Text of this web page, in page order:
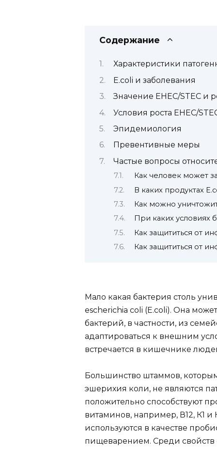
Содержание
Характеристики
E.coli и заболевания
Значение EHEC/STEC и
Условия роста EHEC/
Эпидемиология
Превентивные меры
Частые вопросы
Как человек может
В каких продуктах
Как можно
При каких условиях
Как защититься от
Как защититься от
Мало какая бактерия столь
escherichia coli (E.coli). Она
бактерий, в частности, из
адаптироваться к внешним
встречается в кишечнике
Большинство штаммов,
эшерихия коли, не являются
положительно способствуют
витаминов, например, В12, К1
используются в качестве
пищеварением. Среди свойств